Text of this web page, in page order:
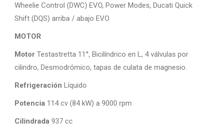
Wheelie Control (DWC) EVO, Power Modes, Ducati Quick
Shift (DQS) arriba / abajo EVO
MOTOR
Motor Testastretta 11°, Bicilíndrico en L, 4 válvulas por
cilindro, Desmodrómico, tapas de culata de magnesio.
Refrigeración Líquido
Potencia 114 cv (84 kW) a 9000 rpm
Cilindrada 937 cc